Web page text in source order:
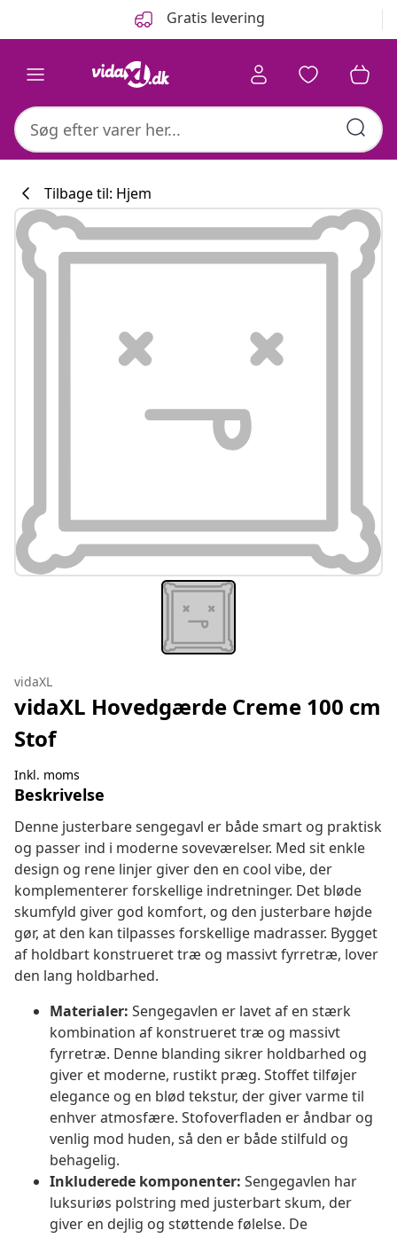
Gratis levering
#sharemevidaxl
Tilbage til: Hjem
vidaXL
vidaXL Hovedgærde Creme 100 cm
Stof
Inkl. moms
Beskrivelse
Denne justerbare sengegavl er både smart og praktisk
og passer ind i moderne soveværelser. Med sit enkle
design og rene linjer giver den en cool vibe, der
komplementerer forskellige indretninger. Det bløde
skumfyld giver god komfort, og den justerbare højde
gør, at den kan tilpasses forskellige madrasser. Bygget
af holdbart konstrueret træ og massivt fyrretræ, lover
den lang holdbarhed.
Materialer: Sengegavlen er lavet af en stærk
kombination af konstrueret træ og massivt
fyrretræ. Denne blanding sikrer holdbarhed og
giver et moderne, rustikt præg. Stoffet tilføjer
elegance og en blød tekstur, der giver varme til
enhver atmosfære. Stofoverfladen er åndbar og
venlig mod huden, så den er både stilfuld og
behagelig.
Inkluderede komponenter: Sengegavlen har
luksuriøs polstring med justerbart skum, der
giver en dejlig og støttende følelse. De